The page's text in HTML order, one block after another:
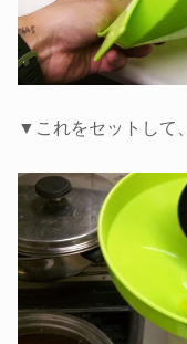
▼これをセットして